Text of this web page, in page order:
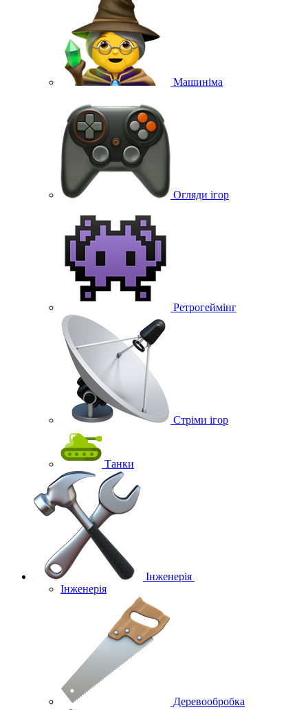
Машиніма
Огляди ігор
Ретрогеймінг
Стріми ігор
Танки
Інженерія
Інженерія
Деревообробка